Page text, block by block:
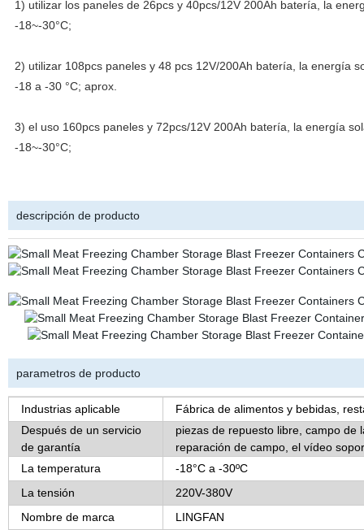
1) utilizar los paneles de 26pcs y 40pcs/12V 200Ah batería, la
-18~-30°C;
2) utilizar 108pcs paneles y 48 pcs 12V/200Ah batería, la energía
-18 a -30 °C; aprox.
3) el uso 160pcs paneles y 72pcs/12V 200Ah batería, la energía
-18~-30°C;
descripción de producto
parametros de producto
Industrias aplicable
Fábrica de alimentos y bebidas,
Después de un servicio
de garantía
piezas de repuesto libre, campo de
reparación de campo, el vídeo
La temperatura
-18°C a -30ºC
La tensión
220V-380V
Nombre de marca
LINGFAN